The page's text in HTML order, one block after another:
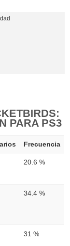
PARA PS3
Frecuencia
20.6 %
34.4 %
31 %